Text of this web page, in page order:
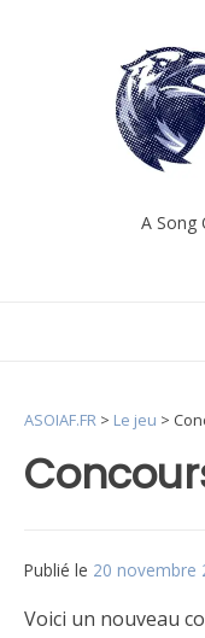
A Song
ASOIAF.FR > Le jeu >
Publié le 20 novembre
Voici un nouveau